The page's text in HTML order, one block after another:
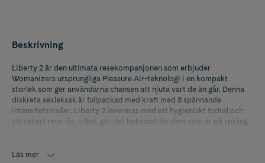
Beskrivning
Liberty 2 är den ultimata resekompanjonen som erbjuder
Womanizers ursprungliga Pleasure Air-teknologi i en kompakt
storlek som ger användarna chansen att njuta vart de än går. Denna
diskreta sexleksak är fullpackad med kraft med 8 spännande
intensitetsnivåer. Liberty 2 levereras med ett hygieniskt fodral och
ett säkert rese-lås, vilket gör det bekvämt för dem som är på språng.
lufttrycksimpulser och mild stimulering som leder till en ny typ av
Läs mer